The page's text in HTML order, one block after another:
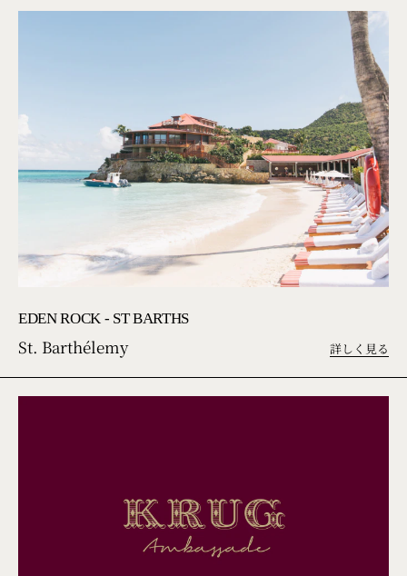
EDEN ROCK - ST BARTHS
St. Barthélemy 詳しく見る